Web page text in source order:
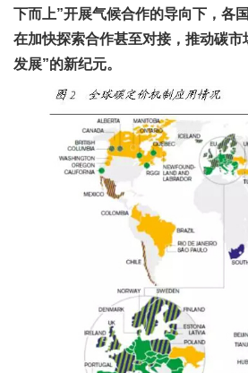
下而上”开展气候合作的导向下，各
在加快探索合作甚至对接，推动碳市
发展”的新纪元。